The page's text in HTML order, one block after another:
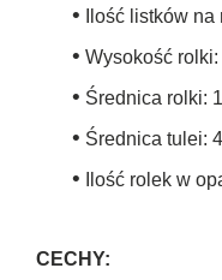
• Ilość listków na
• Wysokość
• Średnica rolki:
• Średnica tulei:
• Ilość rolek w
CECHY: